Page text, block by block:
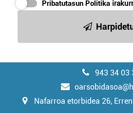
Pribatutasun Politika
943 34 03
Nafarroa etorbidea 26,